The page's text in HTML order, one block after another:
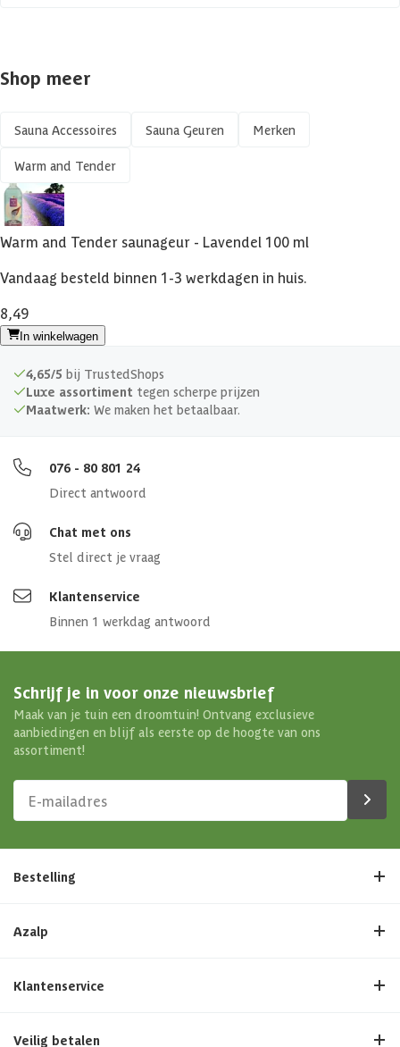
Shop meer
Sauna Accessoires Sauna Geuren Merken
Warm and Tender
Warm and Tender saunageur - Lavendel 100 ml
Vandaag besteld binnen 1-3 werkdagen in huis.
8,49
In winkelwagen
4,65/5 bij TrustedShops
Luxe assortiment tegen scherpe prijzen
Maatwerk: We maken het betaalbaar.
076 - 80 801 24
Direct antwoord
Chat met ons
Stel direct je vraag
Klantenservice
Binnen 1 werkdag antwoord
Schrijf je in voor onze nieuwsbrief
Maak van je tuin een droomtuin! Ontvang exclusieve
aanbiedingen en blijf als eerste op de hoogte van ons
assortiment!
Bestelling
Azalp
Klantenservice
Veilig betalen